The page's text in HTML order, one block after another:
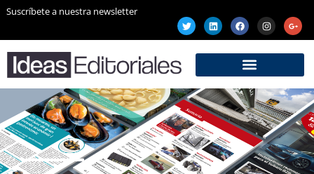
Suscríbete a nuestra newsletter